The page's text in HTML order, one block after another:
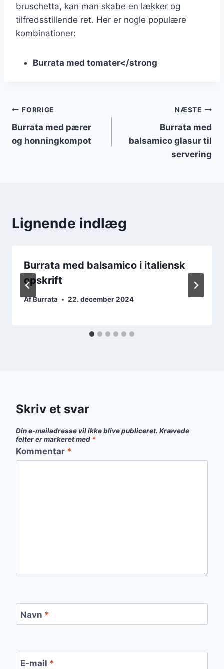
bruschetta, kan man skabe en lækker og
tilfredsstillende ret. Her er nogle populære
kombinationer:
Burrata med tomater</strong
Indlægsnavigation
FORRIGE
Burrata med pærer
og honningkompot
NÆSTE
Burrata med
balsamico glasur til
servering
Lignende indlæg
Burrata med balsamico i italiensk
opskrift
AfBurrata 22. december 2024
Skriv et svar
Din e-mailadresse vil ikke blive publiceret. Krævede
felter er markeret med *
Kommentar *
Navn *
E-mail *